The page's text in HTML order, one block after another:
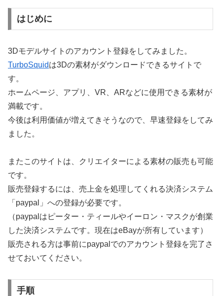
はじめに
3Dモデルサイトのアカウント登録をしてみました。
TurboSquidは3Dの素材がダウンロードできるサイトで
す。
ホームページ、アプリ、VR、ARなどに使用できる素材が
満載です。
今後は利用価値が増えてきそうなので、早速登録をしてみ
ました。
またこのサイトは、クリエイターによる素材の販売も可能
です。
販売登録するには、売上金を処理してくれる決済システム
「paypal」への登録が必要です。
（paypalはピーター・ティールやイーロン・マスクが創業
した決済システムです。現在はeBayが所有しています）
販売される方は事前にpaypalでのアカウント登録を完了さ
せておいてください。
手順